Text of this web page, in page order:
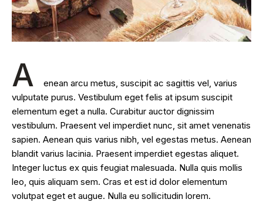
A
enean arcu metus, suscipit ac sagittis vel, varius
vulputate purus. Vestibulum eget felis at ipsum suscipit
elementum eget a nulla. Curabitur auctor dignissim
vestibulum. Praesent vel imperdiet nunc, sit amet venenatis
sapien. Aenean quis varius nibh, vel egestas metus. Aenean
blandit varius lacinia. Praesent imperdiet egestas aliquet.
Integer luctus ex quis feugiat malesuada. Nulla quis mollis
leo, quis aliquam sem. Cras et est id dolor elementum
volutpat eget et augue. Nulla eu sollicitudin lorem.